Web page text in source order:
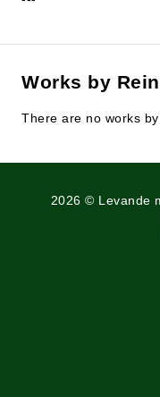
Works by
There are no works
2026 ©